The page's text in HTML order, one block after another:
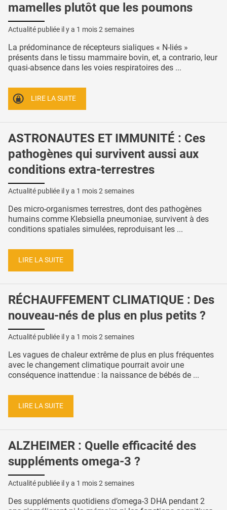
mamelles plutôt que les poumons
Actualité publiée il y a 1 mois 2 semaines
La prédominance de récepteurs sialiques « N-liés »
présents dans le tissu mammaire bovin, et, a contrario, leur
quasi-absence dans les voies respiratoires des ...
LIRE LA SUITE
ASTRONAUTES ET IMMUNITÉ : Ces
pathogènes qui survivent aussi aux
conditions extra-terrestres
Actualité publiée il y a 1 mois 2 semaines
Des micro-organismes terrestres, dont des pathogènes
humains comme Klebsiella pneumoniae, survivent à des
conditions spatiales simulées, reproduisant les ...
LIRE LA SUITE
RÉCHAUFFEMENT CLIMATIQUE : Des
nouveau-nés de plus en plus petits ?
Actualité publiée il y a 1 mois 2 semaines
Les vagues de chaleur extrême de plus en plus fréquentes
avec le changement climatique pourrait avoir une
conséquence inattendue : la naissance de bébés de ...
LIRE LA SUITE
ALZHEIMER : Quelle efficacité des
suppléments omega-3 ?
Actualité publiée il y a 1 mois 2 semaines
Des suppléments quotidiens d’omega-3 DHA pendant 2